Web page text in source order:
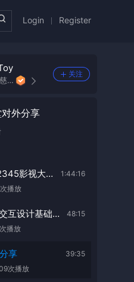
Login Register
远
关注
外分享
1:44:16
大全项目分享
播放
48:15
设计基础课
播放
39:35
享
次播放